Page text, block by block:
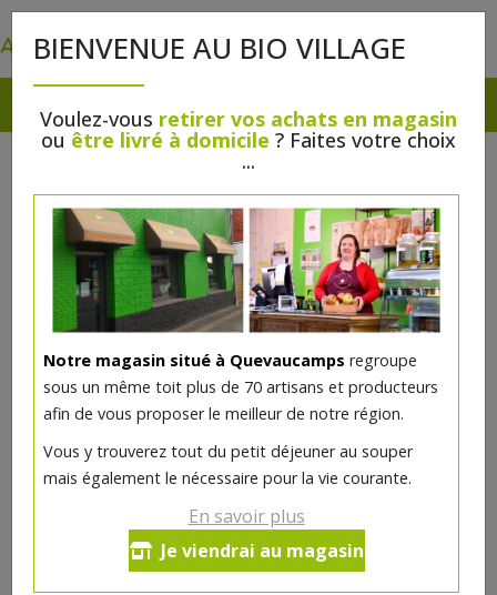
BIENVENUE AU BIO VILLAGE
Voulez-vous retirer vos achats en magasin
ou être livré à domicile ? Faites votre choix
...
Notre magasin situé à Quevaucamps regroupe
sous un même toit plus de 70 artisans et producteurs
afin de vous proposer le meilleur de notre région.
Vous y trouverez tout du petit déjeuner au souper
mais également le nécessaire pour la vie courante.
En savoir plus
Je viendrai au magasin
Chocolat noir pour pâtisserie
58% cacao bio 200g Kaoka